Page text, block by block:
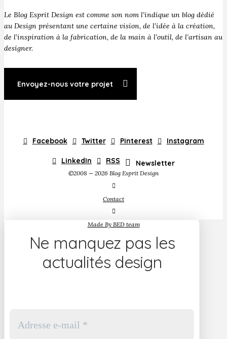
Le Blog Esprit Design est comme son nom l’indique un blog dédié
au Design présentant une certaine vision, de l’idée à la création,
de l’inspiration à la fabrication, de la main à l’outil, de l’artisan au
designer.
Envoyez-nous votre projet
Facebook Twitter Pinterest Instagram
LinkedIn RSS Newsletter
©2008 — 2026 Blog Esprit Design
Contact
Made By BED team
Ne manquez pas les
actualités design